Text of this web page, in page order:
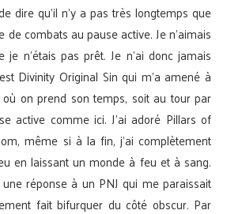
dire qu’il n’y a pas très longtemps que
combats au pause active. Je n’aimais
n’étais pas prêt. Je n’ai donc jamais
Divinity Original Sin qui m’a amené à
on prend son temps, soit au tour par
active comme ici. J’ai adoré Pillars of
même si à la fin, j’ai complètement
en laissant un monde à feu et à sang.
réponse à un PNJ qui me paraissait
fait bifurquer du côté obscur. Par